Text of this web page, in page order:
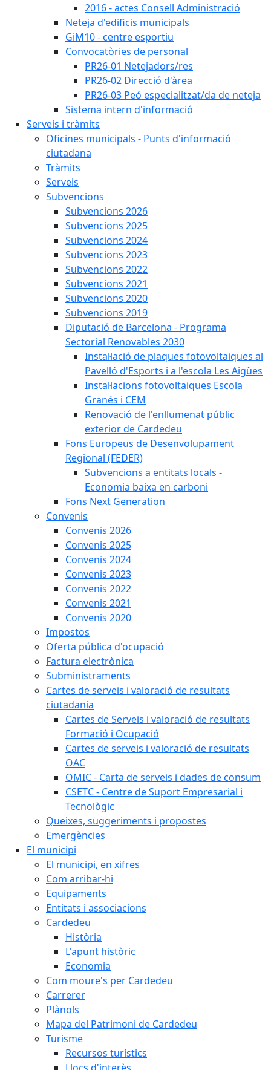
2016 - actes Consell Administració
Neteja d'edificis municipals
GiM10 - centre esportiu
Convocatòries de personal
PR26-01 Netejadors/res
PR26-02 Direcció d'àrea
PR26-03 Peó especialitzat/da de neteja
Sistema intern d'informació
Serveis i tràmits
Oficines municipals - Punts d'informació
ciutadana
Tràmits
Serveis
Subvencions
Subvencions 2026
Subvencions 2025
Subvencions 2024
Subvencions 2023
Subvencions 2022
Subvencions 2021
Subvencions 2020
Subvencions 2019
Diputació de Barcelona - Programa
Sectorial Renovables 2030
Instal·lació de plaques fotovoltaiques al
Pavelló d'Esports i a l'escola Les Aigües
Instal·lacions fotovoltaiques Escola
Granés i CEM
Renovació de l'enllumenat públic
exterior de Cardedeu
Fons Europeus de Desenvolupament
Regional (FEDER)
Subvencions a entitats locals -
Economia baixa en carboni
Fons Next Generation
Convenis
Convenis 2026
Convenis 2025
Convenis 2024
Convenis 2023
Convenis 2022
Convenis 2021
Convenis 2020
Impostos
Oferta pública d'ocupació
Factura electrònica
Subministraments
Cartes de serveis i valoració de resultats
ciutadania
Cartes de Serveis i valoració de resultats
Formació i Ocupació
Cartes de serveis i valoració de resultats
OAC
OMIC - Carta de serveis i dades de consum
CSETC - Centre de Suport Empresarial i
Tecnològic
Queixes, suggeriments i propostes
Emergències
El municipi
El municipi, en xifres
Com arribar-hi
Equipaments
Entitats i associacions
Cardedeu
Història
L'apunt històric
Economia
Com moure's per Cardedeu
Carrerer
Plànols
Mapa del Patrimoni de Cardedeu
Turisme
Recursos turístics